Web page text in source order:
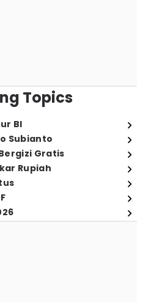
Topics
BI
Subianto
Gratis
Rupiah